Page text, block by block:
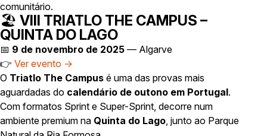
comunitário.
🏖️ VIII TRIATLO THE CAMPUS –
QUINTA DO LAGO
📅 9 de novembro de 2025 — Algarve
👉 Ver evento →
O Triatlo The Campus é uma das provas mais
aguardadas do calendário de outono em Portugal.
Com formatos Sprint e Super-Sprint, decorre num
ambiente premium na Quinta do Lago, junto ao Parque